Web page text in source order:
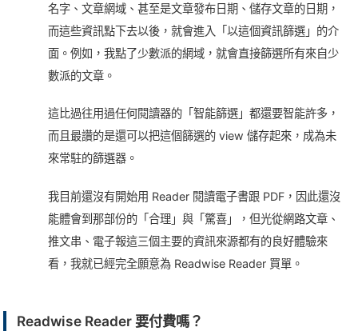
名字、文章網域、甚至是文章發布日期、儲存文章的日期，
而這些資訊點下去以後，就會進入「以這個資訊篩選」的介
面。例如，我點了少數派的網域，就會直接篩選所有來自少
數派的文章。
這比過往用過任何閱讀器的「智能篩選」都還要智能許多，
而且最讚的是還可以把這個篩選的 view 儲存起來，成為未
來常駐的篩選器。
我目前還沒有開始用 Reader 閱讀電子書跟 PDF，因此還沒
能體會到那部份的「合理」與「驚喜」，但光從網路文章、
推文串、電子報這三個主要的資訊來源都有的良好體驗來
看，我就已經完全願意為 Readwise Reader 買單。
Readwise Reader 要付費嗎？